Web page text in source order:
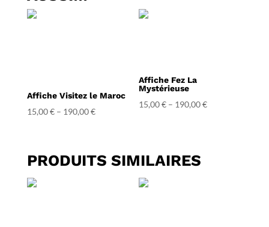
Affiche Visitez le Maroc
15,00€– 190,00€
Affiche Fez La
Mystérieuse
15,00€ – 190,00€
PRODUITS SIMILAIRES